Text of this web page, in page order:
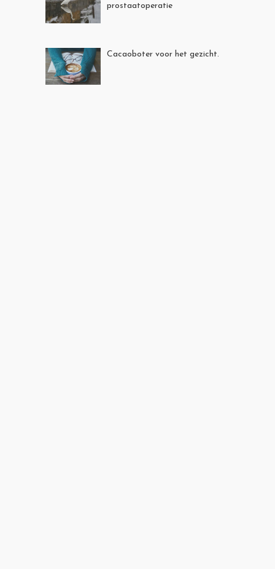
prostaatoperatie
Cacaoboter voor het gezicht.